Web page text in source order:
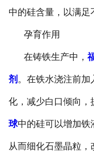
中的硅含量，以满足
孕育作用
在铸铁生产中，
剂 。在铁水浇注前加
化，减少白口倾向，
球中的硅可以增加铁
从而细化石墨晶粒